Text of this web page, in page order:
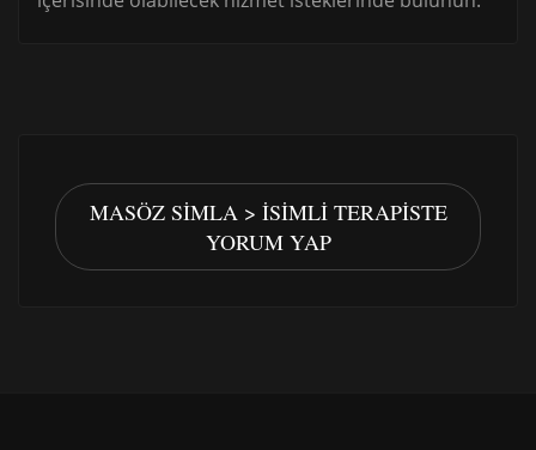
MASÖZ SIMLA > İSIMLI TERAPISTE
YORUM YAP